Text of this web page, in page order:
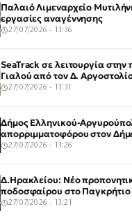
Παλαιό Λιμεναρχείο
εργασίες αναγέννησης
27/07/2026 - 13:36
SeaTrack σε λειτουργία
Γιαλού από τον Δ.
27/07/2026 - 13:31
Δήμος Ελληνικού-
απορριμματοφόρου στον
27/07/2026 - 13:26
Δ.Ηρακλείου: Νέο
ποδοσφαίρου στο Παγκρήτιο
27/07/2026 - 13:21